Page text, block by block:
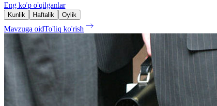
Eng ko'p o'qilganlar
Kunlik Haftalik Oylik
Mavzuga oidTo'liq ko'rish